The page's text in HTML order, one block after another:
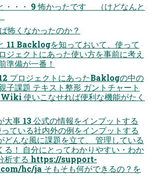
・・・ 9 怖かったです （けどなんと
怖くなかったのか？
11 Backlogを知っておいて、使って
ジェクトにあった使い方を事前に考え
準備が一番！
プロジェクトにあったBaklogの中の
子課題 テキスト整形 ガントチャート
使いこなせれば便利な機能がたく
大事 13 公式の情報をインプットする
ている社内外の例をインプットする
どんな風に課題を立て、 管理している
る！ 自分にとってわかりやすい・わか
析する https://support-
hc/ja そもそも何ができるの？を